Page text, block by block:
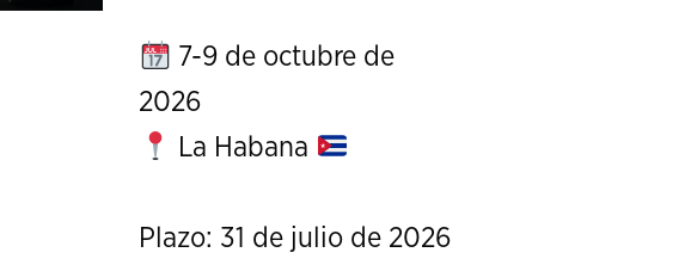
7-9 de octubre de
2026
La Habana
Plazo: 31 de julio de 2026